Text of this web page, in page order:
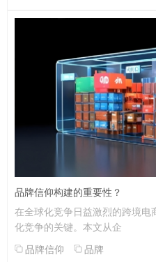
品牌信仰构建的重要性？
在全球化竞争日益激烈的跨境
化竞争的关键。本文从企
品牌信仰
品牌